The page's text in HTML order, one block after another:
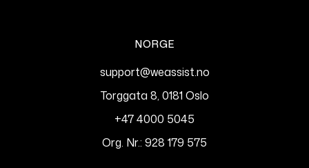
NORGE
support@weassist.no
Torggata 8, 0181 Oslo
+47 4000 5045
Org. Nr.: 928 179 575